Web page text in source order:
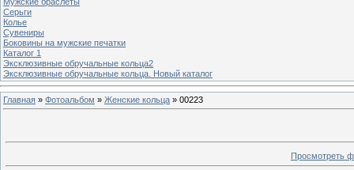
Серьги
Колье
Сувениры
Боковины на мужские печатки
Каталог 1
Эксклюзивные обручальные кольца2
Эксклюзивные обручальные кольца. Новый каталог
Главная » Фотоальбом » Женские кольца » 00223
Просмотреть